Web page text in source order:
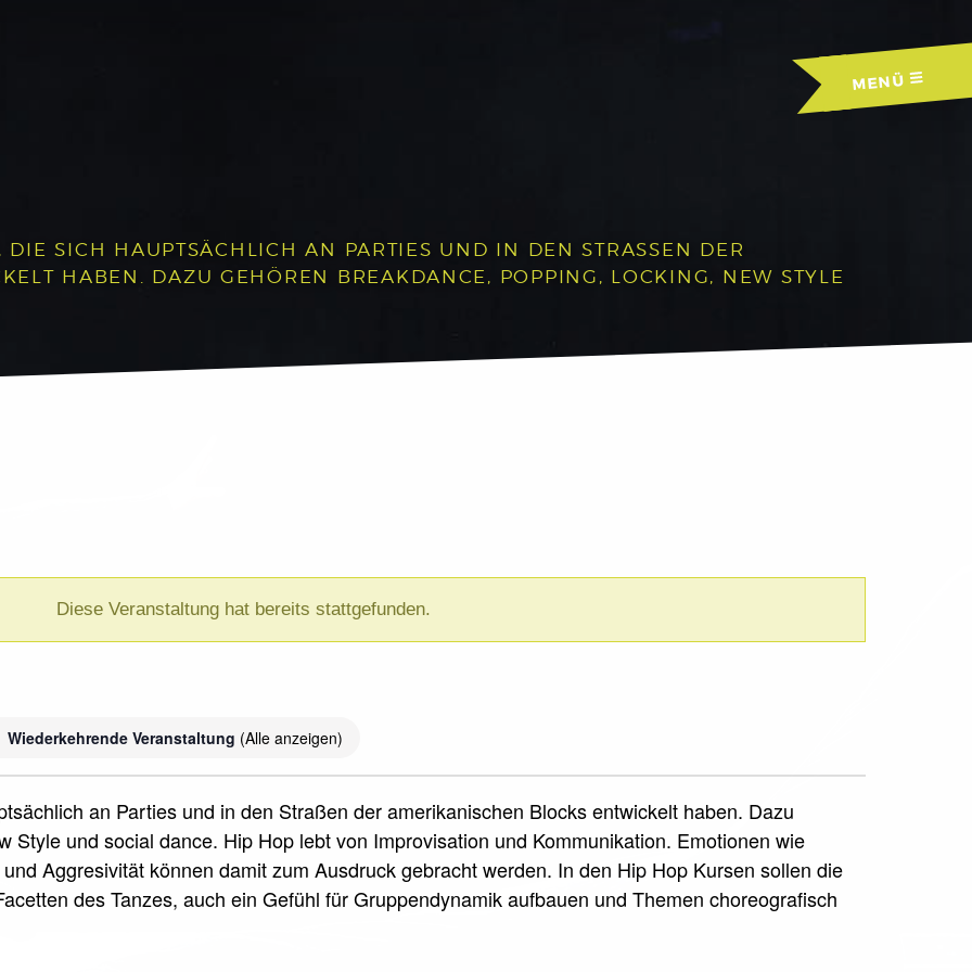
MENÜ
SICH HAUPTSÄCHLICH AN PARTIES UND IN DEN STRASSEN DER A
HABEN. DAZU GEHÖREN BREAKDANCE, POPPING, LOCKING, NEW STYLE U
Diese Veranstaltung hat bereits stattgefunden.
Wiederkehrende Veranstaltung (Alle anzeigen)
an Parties und in den Straßen der amerikanischen Blocks entwickelt haben. Dazu
Style und social dance. Hip Hop lebt von Improvisation und Kommunikation. Emotionen wie
Aggresivität können damit zum Ausdruck gebracht werden. In den Hip Hop Kursen sollen die
des Tanzes, auch ein Gefühl für Gruppendynamik aufbauen und Themen choreografisch